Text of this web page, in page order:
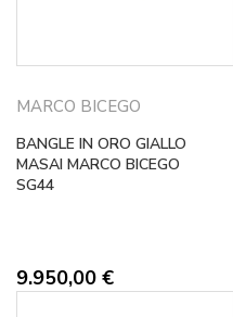
MARCO BICEGO
BANGLE IN ORO GIALLO
MASAI MARCO BICEGO
SG44
9.950,00 €